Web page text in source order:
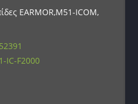
EARMOR,M51-ICOM,
IC-F2000